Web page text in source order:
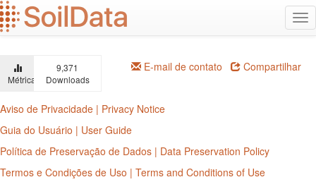
Ir
para
o
principal
Métricas
9,371
Downloads
E-mail de contato Compartilhar
Aviso de Privacidade | Privacy Notice
Guia do Usuário | User Guide
Política de Preservação de Dados | Data Preservation Policy
Termos e Condições de Uso | Terms and Conditions of Use